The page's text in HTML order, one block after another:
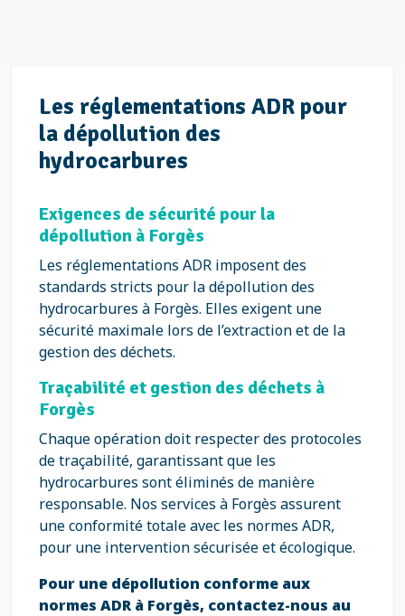
Les réglementations ADR pour
la dépollution des
hydrocarbures
Exigences de sécurité pour la
dépollution à Forgès
Les réglementations ADR imposent des
standards stricts pour la dépollution des
hydrocarbures à Forgès. Elles exigent une
sécurité maximale lors de l’extraction et de la
gestion des déchets.
Traçabilité et gestion des déchets à
Forgès
Chaque opération doit respecter des protocoles
de traçabilité, garantissant que les
hydrocarbures sont éliminés de manière
responsable. Nos services à Forgès assurent
une conformité totale avec les normes ADR,
pour une intervention sécurisée et écologique.
Pour une dépollution conforme aux
normes ADR à Forgès, contactez-nous au